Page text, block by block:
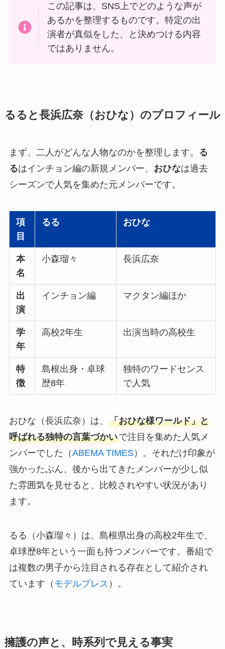
この記事は、SNS上でどのような声が
あるかを整理するものです。特定の出
演者が真似をした、と決めつける内容
ではありません。
るると長浜広奈（おひな）のプロフィール
まず、二人がどんな人物なのかを整理します。
る
るはインチョン編の新規メンバー、 おひなは過去
シーズンで人気を集めた元メンバーです。
項
目
るる おひな
本
名
小森瑠々 長浜広奈
出
演
インチョン編 マクタン編ほか
学
年
高校2年生 出演当時の高校生
特
徴
島根出身・卓球
歴8年
独特のワードセンス
で人気
おひな（長浜広奈）は、 「おひな様ワールド」と
呼ばれる独特の言葉づかいで注目を集めた人気メ
ンバーでした（ABEMA TIMES）。それだけ印象が
強かったぶん、後から出てきたメンバーが少し似
た雰囲気を見せると、比較されやすい状況があり
ます。
るる（小森瑠々）は、島根県出身の高校2年生で、
卓球歴8年という一面も持つメンバーです。番組で
は複数の男子から注目される存在として紹介され
ています（ モデルプレス ）。
擁護の声と、時系列で見える事実